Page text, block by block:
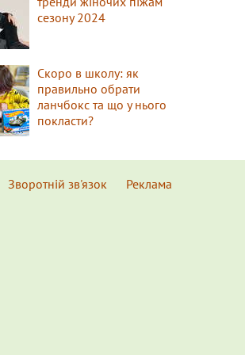
сезону 2024
Скоро в школу: як
правильно обрати
ланчбокс та що у нього
покласти?
Зворотній зв'язок Реклама